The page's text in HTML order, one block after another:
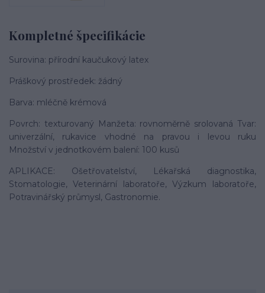
Kompletné špecifikácie
Surovina: přírodní kaučukový latex
Práškový prostředek: žádný
Barva: mléčně krémová
Povrch: texturovaný Manžeta: rovnoměrně srolovaná Tvar:
univerzální, rukavice vhodné na pravou i levou ruku
Množství v jednotkovém balení: 100 kusů
APLIKACE: Ošetřovatelství, Lékařská diagnostika,
Stomatologie, Veterinární laboratoře, Výzkum laboratoře,
Potravinářský průmysl, Gastronomie.